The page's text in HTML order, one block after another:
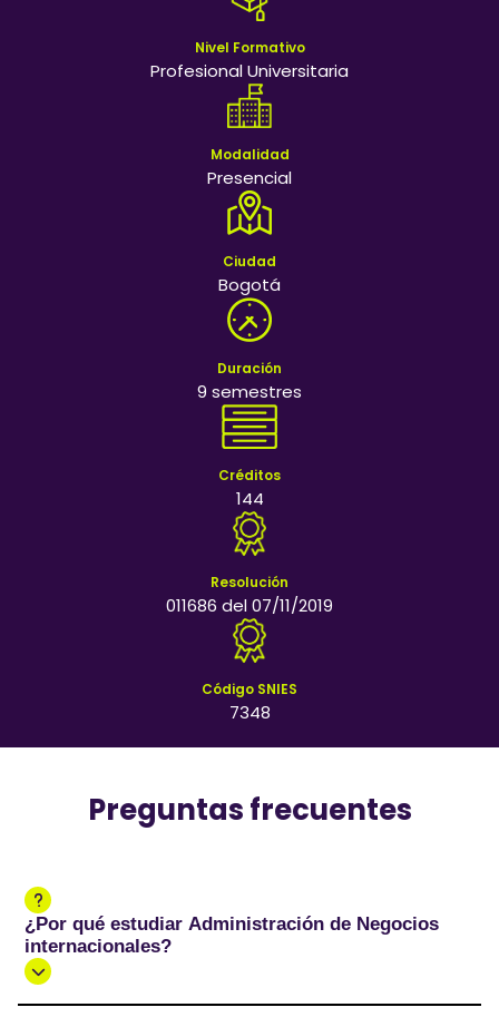
Nivel Formativo
Profesional Universitaria
Modalidad
Presencial
Ciudad
Bogotá
Duración
9 semestres
Créditos
144
Resolución
011686 del 07/11/2019
Código SNIES
7348
Preguntas frecuentes
¿Por qué estudiar Administración de Negocios
internacionales?